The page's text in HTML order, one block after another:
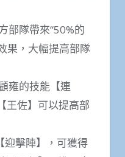
部隊帶來“50%的
果，大幅提高部隊
雍的技能【連
王佐】可以提高部
迎擊陣】，可獲得